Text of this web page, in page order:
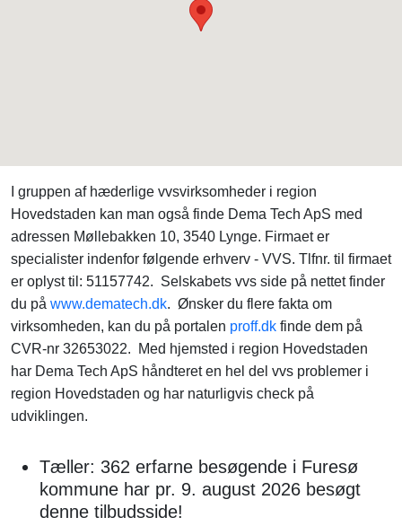
I gruppen af hæderlige vvsvirksomheder i region
Hovedstaden kan man også finde Dema Tech ApS med
adressen Møllebakken 10, 3540 Lynge. Firmaet er
specialister indenfor følgende erhverv - VVS. Tlfnr. til firmaet
er oplyst til: 51157742. Selskabets vvs side på nettet finder
du på www.dematech.dk. Ønsker du flere fakta om
virksomheden, kan du på portalen proff.dk finde dem på
CVR-nr 32653022. Med hjemsted i region Hovedstaden
har Dema Tech ApS håndteret en hel del vvs problemer i
region Hovedstaden og har naturligvis check på
udviklingen.
Tæller: 362 erfarne besøgende i Furesø
kommune har pr. 9. august 2026 besøgt
denne tilbudsside!